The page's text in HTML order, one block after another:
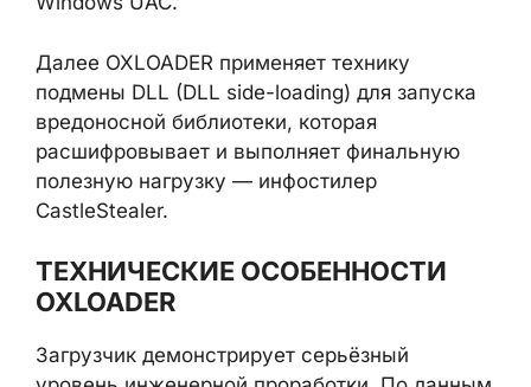
повышения привилегий через Windows
Далее OXLOADER применяет технику
подмены DLL (DLL side-loading) для запуска
вредоносной библиотеки, которая
расшифровывает и выполняет финальную
полезную нагрузку — инфостилер
ТЕХНИЧЕСКИЕ ОСОБЕННОСТИ
OXLOADER